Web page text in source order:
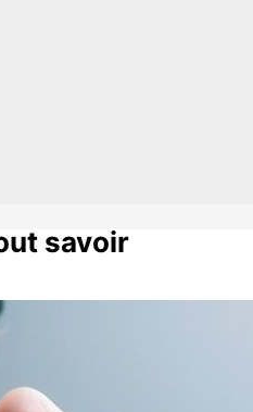
savoir